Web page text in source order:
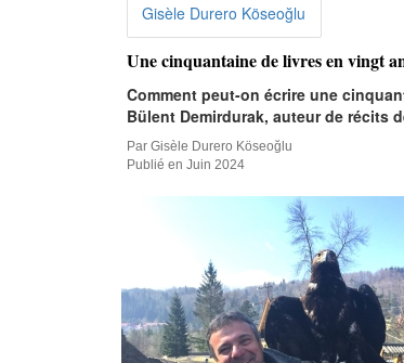
Gisèle Durero Köseoğlu
Une cinquantaine de livres en vingt
Comment peut-on écrire une
Bülent Demirdurak, auteur de récits
Par Gisèle Durero Köseoğlu
Publié en Juin 2024